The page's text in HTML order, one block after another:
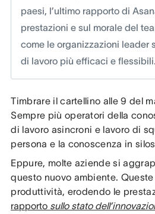
paesi, l’ultimo rapporto di
prestazioni e sul morale del
come le organizzazioni leader
di lavoro più efficaci e flessibili.
Timbrare il cartellino alle 9 del
Sempre più operatori della
di lavoro asincroni e lavoro di
persona e la conoscenza in
Eppure, molte aziende si
questo nuovo ambiente.
produttività, erodendo le
rapporto sullo stato